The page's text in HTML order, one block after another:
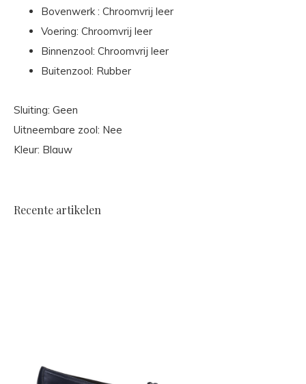
Bovenwerk : Chroomvrij leer
Voering: Chroomvrij leer
Binnenzool: Chroomvrij leer
Buitenzool: Rubber
Sluiting: Geen
Uitneembare zool: Nee
Kleur: Blauw
Recente artikelen